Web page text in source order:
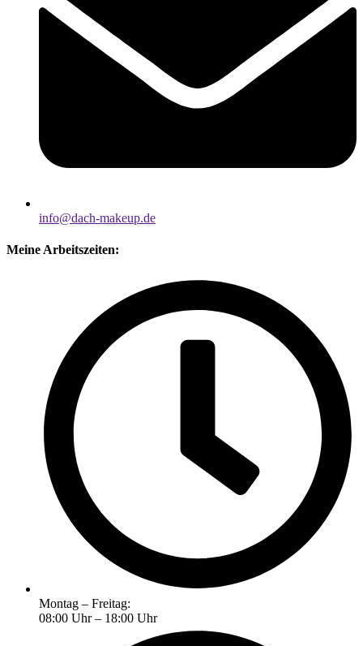
info@dach-makeup.de
Meine Arbeitszeiten:
Montag – Freitag:
08:00 Uhr – 18:00 Uhr